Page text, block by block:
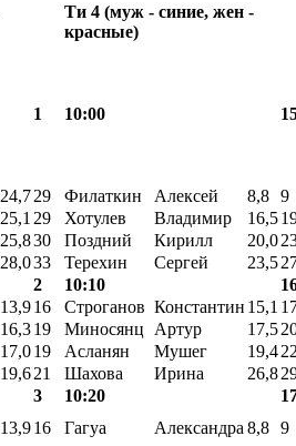
Ти 4 (муж - синие, жен -
красные)
1 10:00
24,729 Филаткин Алексей 8,8 9
25,1 29 Хотулев Владимир 16,5
25,830 Поздний Кирилл 20,0
28,033 Терехин Сергей 23,5
2 10:10
13,916 Строганов Константин 15,1
16,319 Миносянц Артур 17,5
17,019 Асланян Мушег 19,4
19,621 Шахова Ирина 26,8
3 10:20
13,916 Гагуа Александра 8,8 9